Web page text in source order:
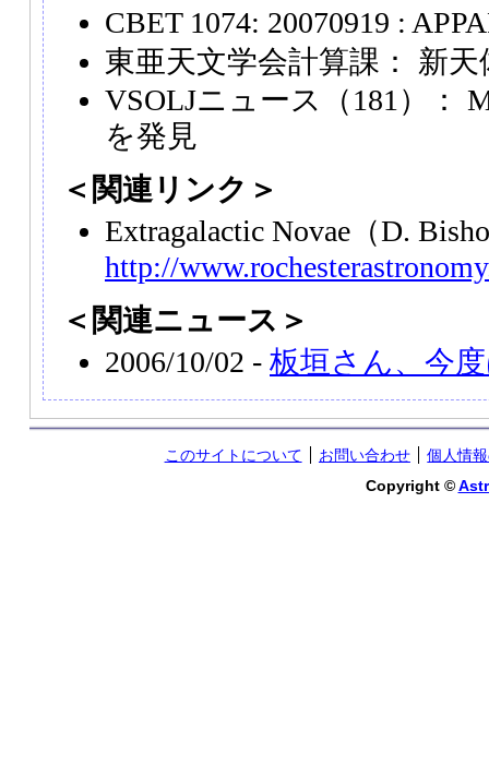
CBET 1074: 20070919 :
東亜天文学会計算課： 新天
VSOLJニュース（181）：
を発見
＜関連リンク＞
Extragalactic Novae（D.
http://
＜関連ニュース＞
2006/10/02 - 板垣さん、今
このサイトについて お問い合わせ
個人情
Copyright ©